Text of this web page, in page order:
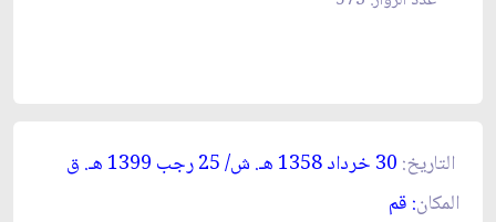
التاريخ: 30 خرداد 1358 هـ. ش/ 25 رجب 1399 هـ. ق‏
المكان: قم‏